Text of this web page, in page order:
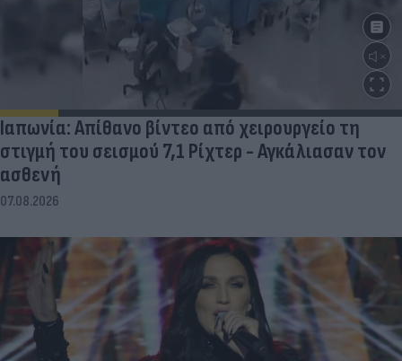
Ιαπωνία: Απίθανο βίντεο από χειρουργείο τη
στιγμή του σεισμού 7,1 Ρίχτερ - Αγκάλιασαν τον
ασθενή
07.08.2026